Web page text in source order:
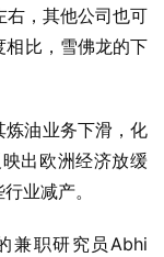
右，其他公司也可
相比，雪佛龙的下
炼油业务下滑，化
出欧洲经济放缓
业减产。
兼职研究员Abhi